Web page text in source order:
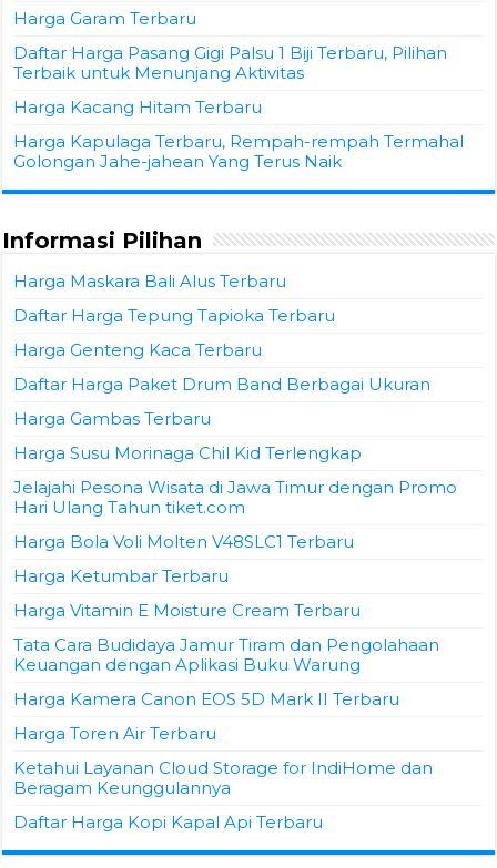
Harga Garam Terbaru
Daftar Harga Pasang Gigi Palsu 1 Biji Terbaru, Pilihan
Terbaik untuk Menunjang Aktivitas
Harga Kacang Hitam Terbaru
Harga Kapulaga Terbaru, Rempah-rempah Termahal
Golongan Jahe-jahean Yang Terus Naik
Informasi Pilihan
Harga Maskara Bali Alus Terbaru
Daftar Harga Tepung Tapioka Terbaru
Harga Genteng Kaca Terbaru
Daftar Harga Paket Drum Band Berbagai Ukuran
Harga Gambas Terbaru
Harga Susu Morinaga Chil Kid Terlengkap
Jelajahi Pesona Wisata di Jawa Timur dengan Promo
Hari Ulang Tahun tiket.com
Harga Bola Voli Molten V48SLC1 Terbaru
Harga Ketumbar Terbaru
Harga Vitamin E Moisture Cream Terbaru
Tata Cara Budidaya Jamur Tiram dan Pengolahaan
Keuangan dengan Aplikasi Buku Warung
Harga Kamera Canon EOS 5D Mark II Terbaru
Harga Toren Air Terbaru
Ketahui Layanan Cloud Storage for IndiHome dan
Beragam Keunggulannya
Daftar Harga Kopi Kapal Api Terbaru